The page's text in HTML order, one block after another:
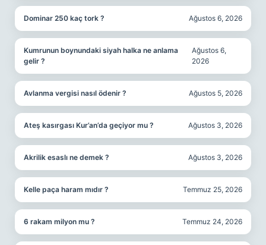
Dominar 250 kaç tork ? Ağustos 6, 2026
Kumrunun boynundaki siyah halka ne anlama
gelir ?
Ağustos 6,
2026
Avlanma vergisi nasıl ödenir ? Ağustos 5, 2026
Ateş kasırgası Kur’an’da geçiyor mu ? Ağustos 3, 2026
Akrilik esaslı ne demek ? Ağustos 3, 2026
Kelle paça haram mıdır ? Temmuz 25, 2026
6 rakam milyon mu ? Temmuz 24, 2026